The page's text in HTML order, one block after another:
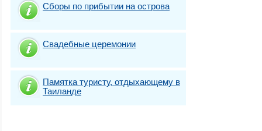
Сборы по прибытии на острова
Свадебные церемонии
Памятка туристу, отдыхающему в
Таиланде